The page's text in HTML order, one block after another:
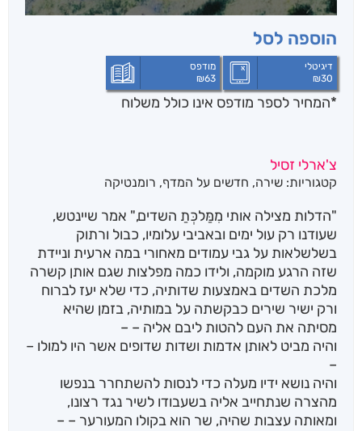
הוספה לסל
דיגיטלי
₪30
מודפס
₪63
*המחיר לספר מודפס אינו כולל משלוח
צ'ארלי זסיל
קטגוריות: שירה, חדשים על המדף, רומנטיקה
"הדלות מצילה אותי מִמַּלכְּתַ השדים," אמר שיינטש,
שעודנו רק עול ימים ובאביבי עלומיו, כבול ורתוק
בשלשלאות על גבי עמודים מאחורי במה ארעית וניידת
שזה הרגע מוקמה, ולידו כמה מפלצות שגם אותן קשרה
מלכת השדים באמצעות שדותיה, כדי שלא יעז לברוח
ורק ישיר שירים כבקשתה על במותיה, בזמן שהיא
מסיתה את העם להטות ליבם אליה – –
והיה מביט לאותן אדמות ושדות שדופים אשר היו למולו –
–
והיה נושא ידיו מעלה כדי לנסות להשתחרר בנפשו
מהצרה שנתחייב אליה בשעבודו לשיר נגד רצונו,
ומאותה עצבות שהיה, שר הוא בקולו המעורער – –